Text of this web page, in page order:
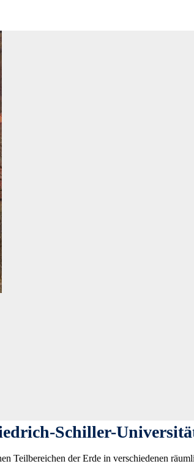
Schiller-
Teilbereichen der Erde in verschiedenen